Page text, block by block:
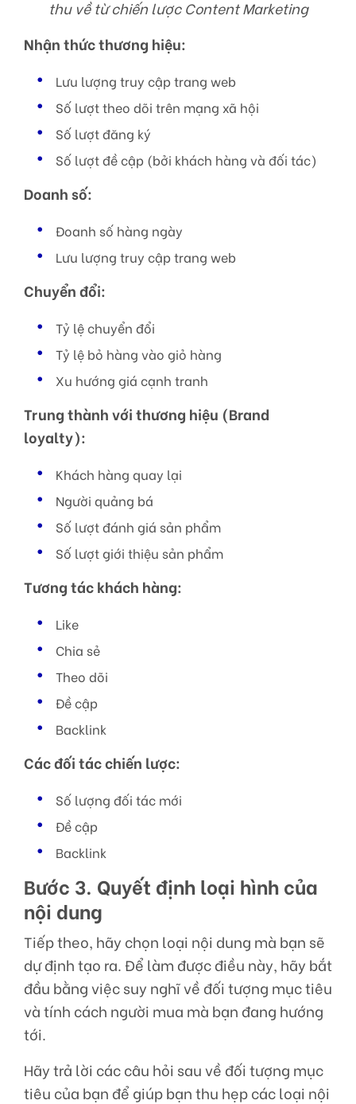
thu về từ chiến lược Content Marketing
Nhận thức thương hiệu:
Lưu lượng truy cập trang web
Số lượt theo dõi trên mạng xã hội
Số lượt đăng ký
Số lượt đề cập (bởi khách hàng và đối tác)
Doanh số:
Đoanh số hàng ngày
Lưu lượng truy cập trang web
Chuyển đổi:
Tỷ lệ chuyển đổi
Tỷ lệ bỏ hàng vào giỏ hàng
Xu hướng giá cạnh tranh
Trung thành với thương hiệu (Brand
loyalty):
Khách hàng quay lại
Người quảng bá
Số lượt đánh giá sản phẩm
Số lượt giới thiệu sản phẩm
Tương tác khách hàng:
Like
Chia sẻ
Theo dõi
Đề cập
Backlink
Các đối tác chiến lược:
Số lượng đối tác mới
Đề cập
Backlink
Bước 3. Quyết định loại hình của
nội dung
Tiếp theo, hãy chọn loại nội dung mà bạn sẽ
dự định tạo ra. Để làm được điều này, hãy bắt
đầu bằng việc suy nghĩ về đối tượng mục tiêu
và tính cách người mua mà bạn đang hướng
tới.
Hãy trả lời các câu hỏi sau về đối tượng mục
tiêu của bạn để giúp bạn thu hẹp các loại nội